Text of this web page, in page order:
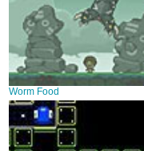
Worm Food